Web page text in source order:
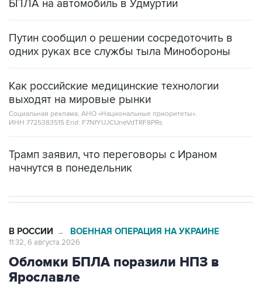
Путин сообщил о решении сосредоточить в
Как российские медицинские технологии
Социальная реклама, АНО «Национальные приоритеты».
ИНН 7725383515 Erid: F7NfYUJCUneVdTRF8PRs
Обломки БПЛА поразили НПЗ в
Ярославле
Москва. 6 августа. INTERFAX.RU - В